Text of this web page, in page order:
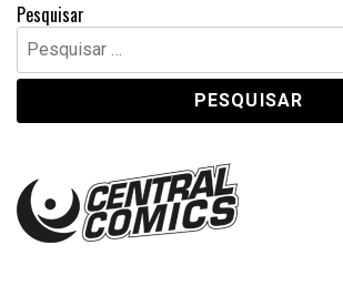
Pesquisar
Pesquisar
por: